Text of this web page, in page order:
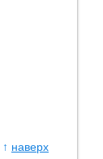
↑ наверх